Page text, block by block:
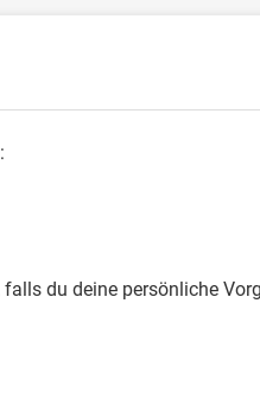
du deine persönliche